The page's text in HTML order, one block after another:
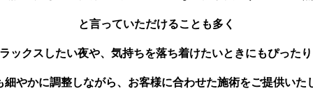
と言っていただけることも多く
ックスしたい夜や、気持ちを落ち着けたいときにもぴったり
細やかに調整しながら、お客様に合わせた施術をご提供いた